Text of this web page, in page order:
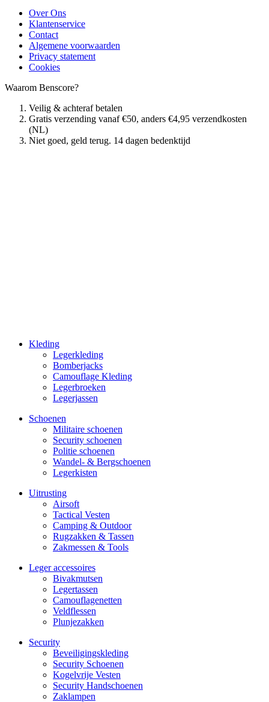
Over Ons
Klantenservice
Contact
Algemene voorwaarden
Privacy statement
Cookies
Waarom Benscore?
Veilig & achteraf betalen
Gratis verzending vanaf €50, anders €4,95 verzendkosten
(NL)
Niet goed, geld terug. 14 dagen bedenktijd
Kleding
Legerkleding
Bomberjacks
Camouflage Kleding
Legerbroeken
Legerjassen
Schoenen
Militaire schoe­nen
Security schoenen
Politie schoenen
Wandel- & Berg­­schoenen
Legerkisten
Uitrusting
Airsoft
Tactical Ves­ten
Camping & Outdoor
Rugzakken & Tassen
Zakmessen & Tools
Leger accessoires
Bivakmutsen
Legertassen
Camouflage­­netten
Veldflessen
Plunjezakken
Security
Beveiligings­­kleding
Security Schoenen
Kogelvrije Vesten
Security Hand­­schoenen
Zaklampen